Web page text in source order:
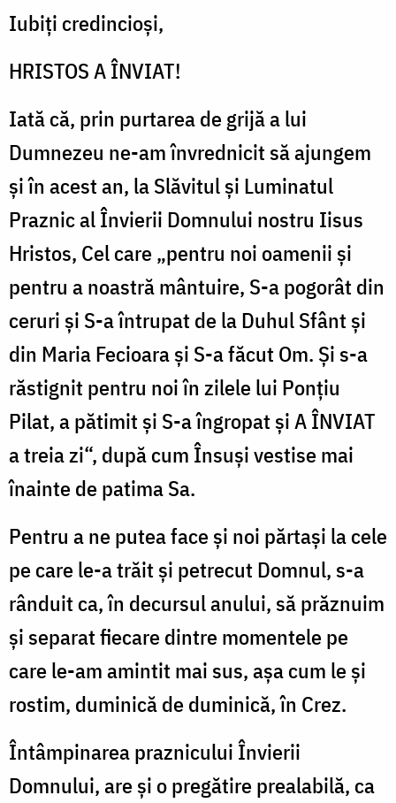
Iubiți credincioși,
HRISTOS A ÎNVIAT!
Iată că, prin purtarea de grijă a lui
Dumnezeu ne-am învrednicit să ajungem
și în acest an, la Slăvitul și Luminatul
Praznic al Învierii Domnului nostru Iisus
Hristos, Cel care „pentru noi oamenii și
pentru a noastră mântuire, S-a pogorât din
ceruri și S-a întrupat de la Duhul Sfânt și
din Maria Fecioara și S-a făcut Om. Și s-a
răstignit pentru noi în zilele lui Ponțiu
Pilat, a pătimit și S-a îngropat și A ÎNVIAT
a treia zi“, după cum Însuși vestise mai
înainte de patima Sa.
Pentru a ne putea face și noi părtași la cele
pe care le-a trăit și petrecut Domnul, s-a
rânduit ca, în decursul anului, să prăznuim
și separat fiecare dintre momentele pe
care le-am amintit mai sus, așa cum le și
rostim, duminică de duminică, în Crez.
Întâmpinarea praznicului Învierii
Domnului, are și o pregătire prealabilă, ca